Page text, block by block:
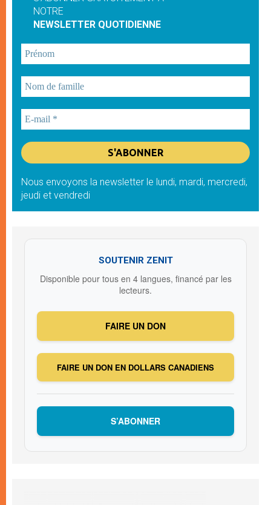
NOTRE
NEWSLETTER QUOTIDIENNE
Nous envoyons la newsletter le lundi, mardi, mercredi,
jeudi et vendredi
SOUTENIR ZENIT
Disponible pour tous en 4 langues, financé par les
lecteurs.
FAIRE UN DON
FAIRE UN DON EN DOLLARS CANADIENS
S’ABONNER